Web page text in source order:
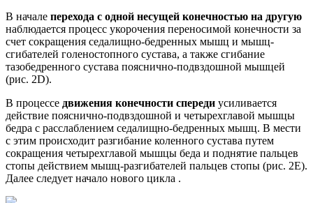
В начале перехода с одной несущей конечностью на другую
наблюдается процесс укорочения переносимой конечности за
счет сокращения седалищно-бедренных мышц и мышц-
сгибателей голеностопного сустава, а также сгибание
тазобедренного сустава пояснично-подвздошной мышцей
(рис. 2D).
В процессе движения конечности спереди усиливается
действие пояснично-подвздошной и четырехглавой мышцы
бедра с расслаблением седалищно-бедренных мышц. В мести
с этим происходит разгибание коленного сустава путем
сокращения четырехглавой мышцы беда и поднятие пальцев
стопы действием мышц-разгибателей пальцев стопы (рис. 2Е).
Далее следует начало нового цикла .